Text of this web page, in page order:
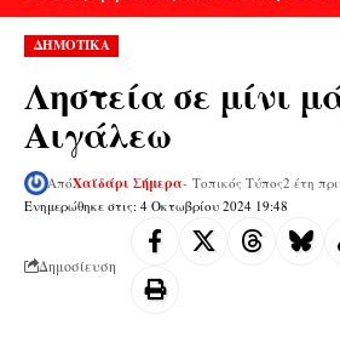
ΔΗΜΟΤΙΚΑ
Ληστεία σε μίνι
Αιγάλεω
Ενημερώθηκε στις: 4 Οκτωβρίου 2024 19:48
ΑπόΧαϊδάρι Σήμερα- Τοπικός Τύπος2 έτη
Δημοσίευση